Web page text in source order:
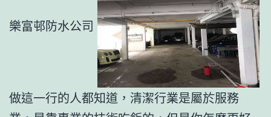
樂富邨防水公司
做這一行的人都知道，清潔行業是屬於服務